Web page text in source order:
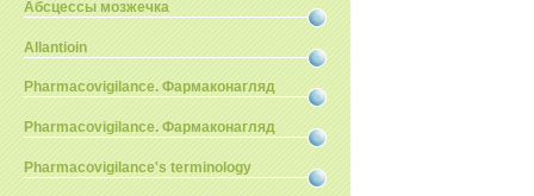
Абсцессы мозжечка
Allantioin
Pharmacovigilance. Фармаконагляд
Pharmacovigilance. Фармаконагляд
Pharmacovigilance's terminology